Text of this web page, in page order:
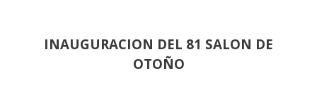
INAUGURACION DEL 81 SALON DE
OTOÑO